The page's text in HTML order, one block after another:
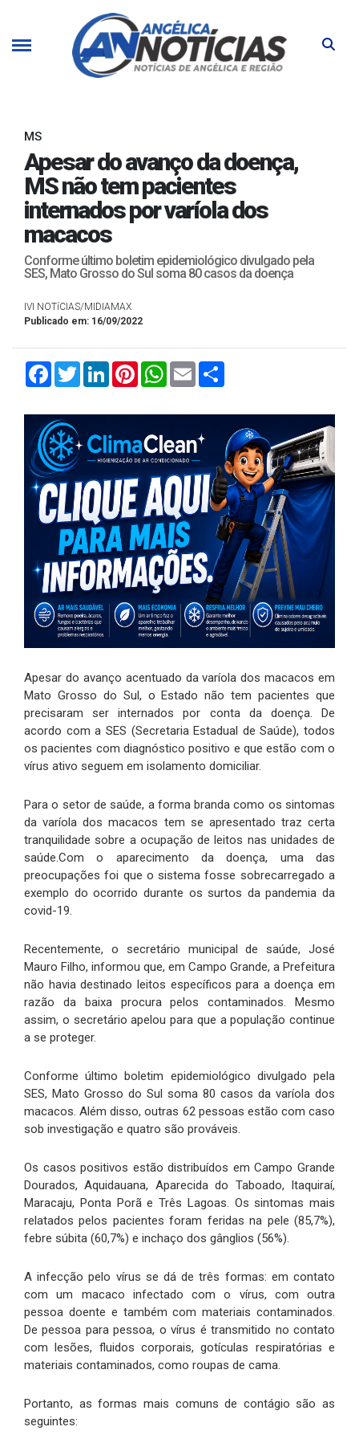
MS
Apesar do avanço da doença,
MS não tem pacientes
internados por varíola dos
macacos
Conforme último boletim epidemiológico divulgado pela
SES, Mato Grosso do Sul soma 80 casos da doença
IVI NOTíCIAS/MIDIAMAX
Publicado em: 16/09/2022
FacebookTwitterLinkedInPinterestWhatsApp
Email
Apesar do avanço acentuado da varíola dos macacos em
Mato Grosso do Sul, o Estado não tem pacientes que
precisaram ser internados por conta da doença. De
acordo com a SES (Secretaria Estadual de Saúde), todos
os pacientes com diagnóstico positivo e que estão com o
vírus ativo seguem em isolamento domiciliar.
Para o setor de saúde, a forma branda como os sintomas
da varíola dos macacos tem se apresentado traz certa
tranquilidade sobre a ocupação de leitos nas unidades de
saúde.Com o aparecimento da doença, uma das
preocupações foi que o sistema fosse sobrecarregado a
exemplo do ocorrido durante os surtos da pandemia da
covid-19.
Recentemente, o secretário municipal de saúde, José
Mauro Filho, informou que, em Campo Grande, a Prefeitura
não havia destinado leitos específicos para a doença em
razão da baixa procura pelos contaminados. Mesmo
assim, o secretário apelou para que a população continue
a se proteger.
Conforme último boletim epidemiológico divulgado pela
SES, Mato Grosso do Sul soma 80 casos da varíola dos
macacos. Além disso, outras 62 pessoas estão com caso
sob investigação e quatro são prováveis.
Os casos positivos estão distribuídos em Campo Grande
Dourados, Aquidauana, Aparecida do Taboado, Itaquiraí,
Maracaju, Ponta Porã e Três Lagoas. Os sintomas mais
relatados pelos pacientes foram feridas na pele (85,7%),
febre súbita (60,7%) e inchaço dos gânglios (56%).
A infecção pelo vírus se dá de três formas: em contato
com um macaco infectado com o vírus, com outra
pessoa doente e também com materiais contaminados.
De pessoa para pessoa, o vírus é transmitido no contato
com lesões, fluidos corporais, gotículas respiratórias e
materiais contaminados, como roupas de cama.
Portanto, as formas mais comuns de contágio são as
seguintes: